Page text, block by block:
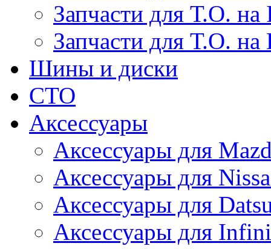
Запчасти для Т.О.
Запчасти для Т.О. на
Шины и диски
СТО
Аксессуары
Аксессуары для
Аксессуары для
Аксессуары для
Аксессуары для